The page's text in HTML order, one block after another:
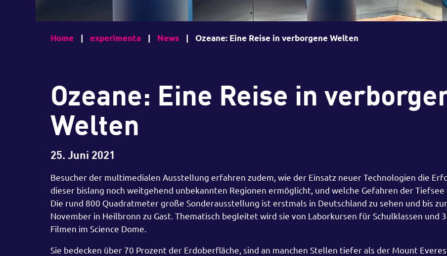
Home | experimenta | News | Ozeane: Eine Reise in verborgene Welten
Ozeane: Eine Reise in
Welten
25. Juni 2021
Besucher der multimedialen Ausstellung erfahren zudem, wie der Einsatz neuer Technologien die
dieser bislang noch weitgehend unbekannten Regionen ermöglicht, und welche Gefahren der Tiefsee
Die rund 800 Quadratmeter große Sonderausstellung ist erstmals in Deutschland zu sehen und bis
November in Heilbronn zu Gast. Thematisch begleitet wird sie von Laborkursen für Schulklassen und
Filmen im Science Dome.
Sie bedecken über 70 Prozent der Erdoberfläche, sind an manchen Stellen tiefer als der Mount